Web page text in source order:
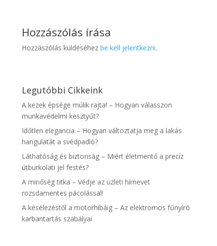
Hozzászólás írása
Hozzászólás küldéséhez be kell jelentkezni.
Legutóbbi Cikkeink
A kezek épsége múlik rajta! – Hogyan válasszon
munkavédelmi kesztyűt?
Időtlen elegancia – Hogyan változtatja meg a lakás
hangulatát a svédpadló?
Láthatóság és biztonság – Miért életmentő a precíz
útburkolati jel festés?
A minőség titka – Védje az üzleti hírnevet
rozsdamentes pácolással!
A késélezéstől a motorhibáig – Az elektromos fűnyíró
karbantartás szabályai